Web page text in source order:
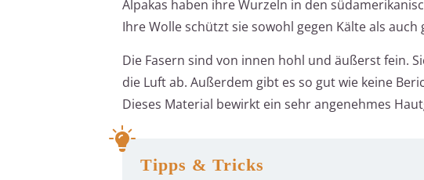
Alpakas haben ihre Wurzeln in den
Ihre Wolle schützt sie sowohl gegen Kälte als
Die Fasern sind von innen hohl und äußerst fein.
die Luft ab. Außerdem gibt es so gut wie keine
Dieses Material bewirkt ein sehr angenehmes
Tipps & Tricks